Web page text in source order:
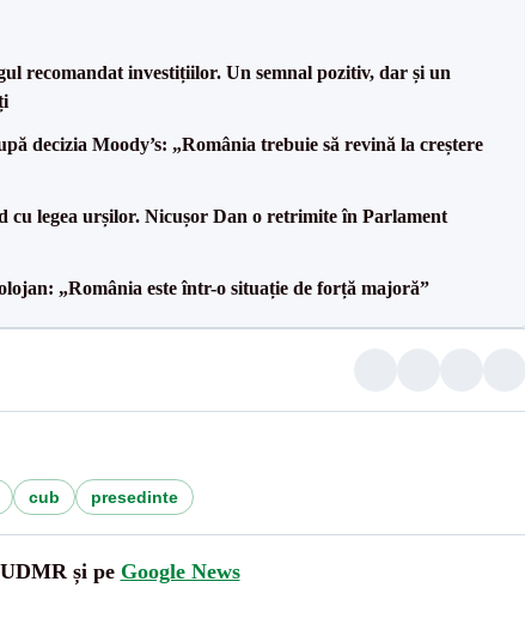
recomandat investițiilor. Un semnal pozitiv, dar și un
decizia Moody’s: „România trebuie să revină la creștere
cu legea urșilor. Nicușor Dan o retrimite în Parlament
„România este într-o situație de forță majoră”
cub presedinte
și pe Google News